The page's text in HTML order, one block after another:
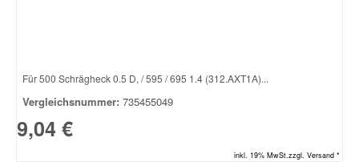
Für 500 Schrägheck 0.5 D, / 595 / 695 1.4 (312.AXT1A)...
Vergleichsnummer: 735455049
9,04 €
inkl. 19% MwSt.zzgl. Versand *